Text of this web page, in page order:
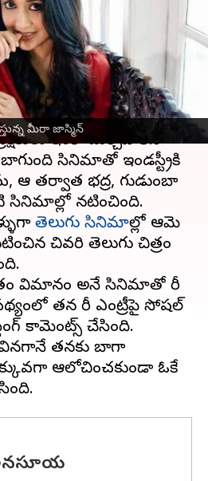
మీరా జాస్మిన్
ఎంట్రీపై ఆసక్తికర
31, 2023 06:53 pm
ఇంకా మర్చిపోలేని
సినిమాతో ఇండస్ట్రీకి
తర్వాత భద్ర, గుడుంబా
సినిమాల్లో నటించింది.
తెలుగు సినిమాల్లో ఆమె
చివరి తెలుగు చిత్రం
విమానం అనే సినిమాతో రీ
తన రీ ఎంట్రీపై సోషల్
కామెంట్స్ చేసింది.
తనకు బాగా
ఆలోచించకుండా ఓకే